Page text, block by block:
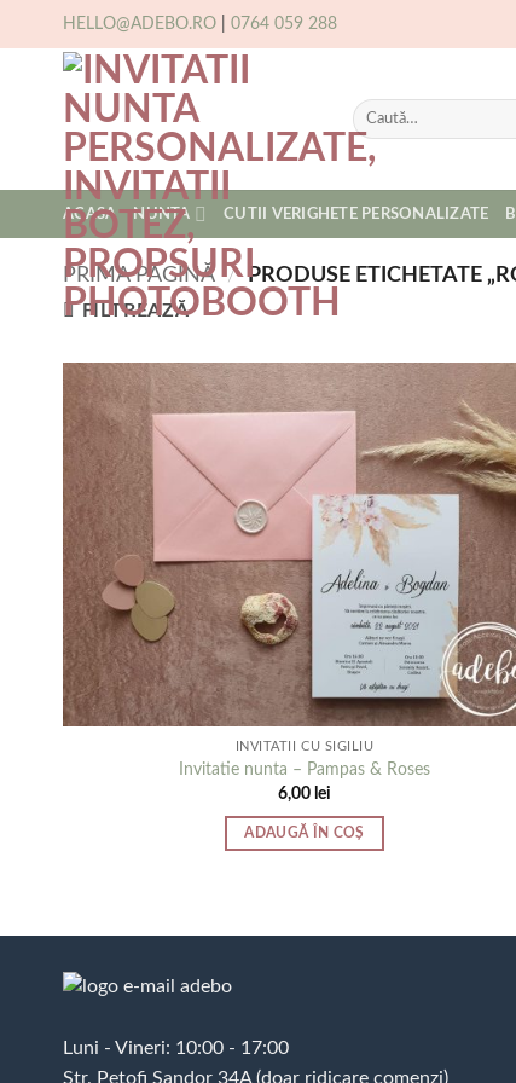
content
HELLO@ADEBO.RO 0764 059 288
Caută
după:
ACASA NUNTA CUTII VERIGHETE PERSONALIZATE
PRIMA PAGINĂ / PRODUSE ETICHETATE
FILTREAZĂ
INVITATII CU SIGILIU
Invitatie nunta – Pampas & Roses
6,00 lei
ADAUGĂ ÎN COȘ
Luni - Vineri: 10:00 - 17:00
Str. Petofi Sandor 34A (doar ridicare comenzi)